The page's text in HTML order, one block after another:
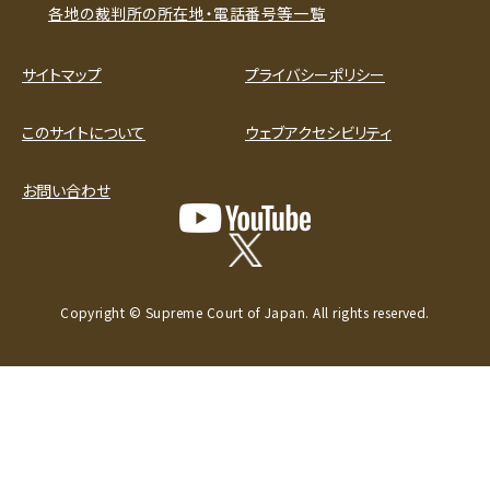
各地の裁判所の所在地・電話番号等一覧
サイトマップ プライバシーポリシー
このサイトについて ウェブアクセシビリティ
お問い合わせ
Copyright © Supreme Court of Japan. All rights reserved.